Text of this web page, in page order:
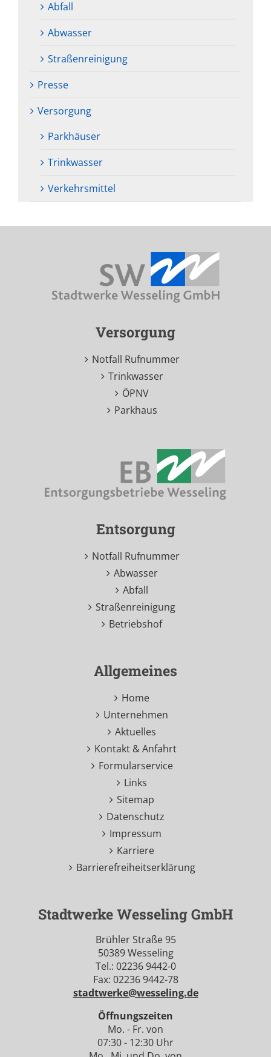
Abfall
Abwasser
Straßenreinigung
Presse
Versorgung
Parkhäuser
Trinkwasser
Verkehrsmittel
Versorgung
Notfall Rufnummer
Trinkwasser
ÖPNV
Parkhaus
Entsorgung
Notfall Rufnummer
Abwasser
Abfall
Straßenreinigung
Betriebshof
Allgemeines
Home
Unternehmen
Aktuelles
Kontakt & Anfahrt
Formularservice
Links
Sitemap
Datenschutz
Impressum
Karriere
Barrierefreiheitserklärung
Stadtwerke Wesseling GmbH
Brühler Straße 95
50389 Wesseling
Tel.: 02236 9442-0
Fax: 02236 9442-78
stadtwerke@wesseling.de
Öffnungszeiten
Mo. - Fr. von
07:30 - 12:30 Uhr